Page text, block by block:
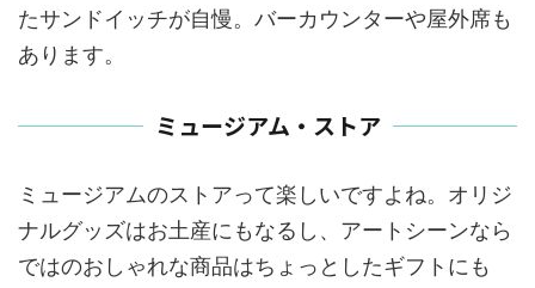
たサンドイッチが自慢。バーカウンターや屋外席も
あります。
ミュージアム・ストア
ミュージアムのストアって楽しいですよね。オリジ
ナルグッズはお土産にもなるし、アートシーンなら
ではのおしゃれな商品はちょっとしたギフトにも